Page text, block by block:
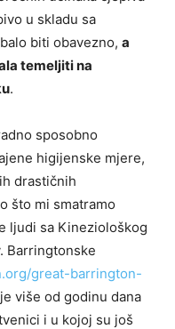
u skladu sa
biti obavezno, a
temeljiti na
.
sposobno
higijenske mjere,
drastičnih
što mi smatramo
ljudi sa Kineziološkog
Barringtonske
great-barrington-
više od godinu dana
i u kojoj su još